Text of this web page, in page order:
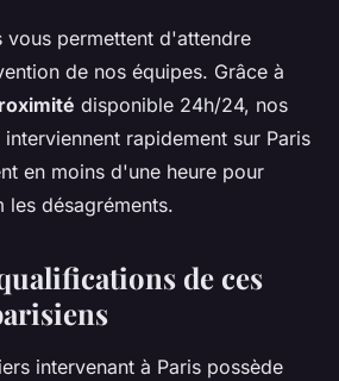
vous permettent d'attendre
de nos équipes. Grâce à
disponible 24h/24, nos
rapidement sur Paris
en moins d'une heure pour
les désagréments.
de ces
intervenant à Paris possède